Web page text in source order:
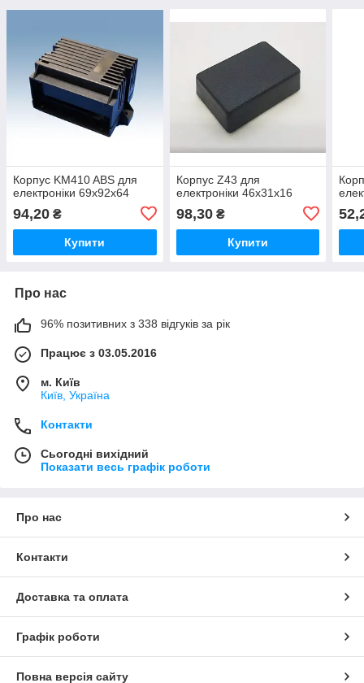
Корпус KM410 ABS для
електроніки 69х92х64
94,20 ₴
Купити
Корпус Z43 для
електроніки 46х31х16
98,30₴
Купити
Про нас
96% позитивних з 338 відгуків за рік
Працює з 03.05.2016
м. Київ
Київ, Україна
Контакти
Сьогодні вихідний
Показати весь графік роботи
Про нас
Контакти
Доставка та оплата
Графік роботи
Повна версія сайту